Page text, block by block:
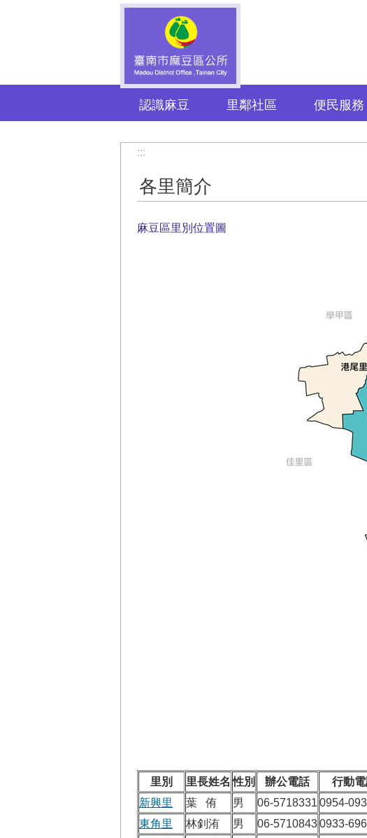
認識麻豆 里鄰社區 便民服務
:::
各里簡介
麻豆區里別位置圖
里別 里長姓名 性別 辦公電話 行動
新興里
葉 侑 男 06-57183310954-
東角里
林釗洧 男 06-57108430933-